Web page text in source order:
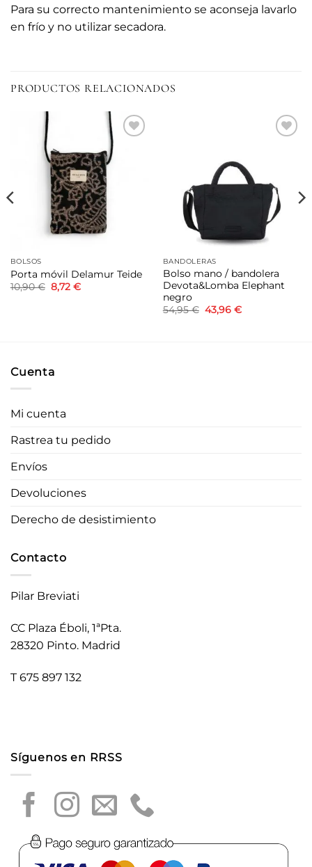
Para su correcto mantenimiento se aconseja lavarlo
en frío y no utilizar secadora.
PRODUCTOS RELACIONADOS
BOLSOS
Porta móvil Delamur Teide
10,90€ El
precio
8,72 €El
BANDOLERAS
Bolso mano / bandolera
Devota&Lomba Elephant
negro
54,95€ El
precio
43,96 €El
Cuenta
Mi cuenta
Rastrea tu pedido
Envíos
Devoluciones
Derecho de desistimiento
Contacto
Pilar Breviati
CC Plaza Éboli, 1ªPta.
28320 Pinto. Madrid
T 675 897 132
Síguenos en RRSS